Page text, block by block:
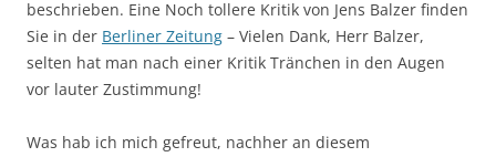
beschrieben. Eine Noch tollere Kritik von Jens Balzer finden
Sie in der Berliner Zeitung – Vielen Dank, Herr Balzer,
selten hat man nach einer Kritik Tränchen in den Augen
vor lauter Zustimmung!
Was hab ich mich gefreut, nachher an diesem